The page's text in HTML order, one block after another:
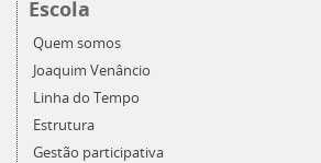
Escola
Quem somos
Joaquim Venâncio
Linha do Tempo
Estrutura
Gestão participativa